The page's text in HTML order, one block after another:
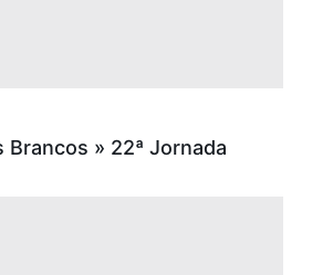
Brancos » 22ª Jornada